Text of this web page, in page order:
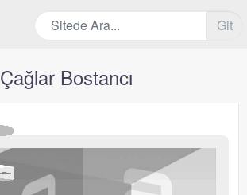
Git
Çağlar Bostancı